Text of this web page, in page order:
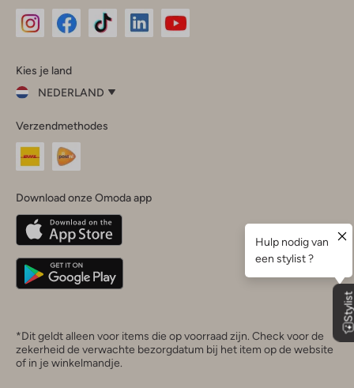
InstagramFacebook
Kies je land
NEDERLAND
je
land
Nederland
Belgique(Français)
Deutschland
Verzendmethodes
Download onze Omoda app
*Dit geldt alleen voor items die op voorraad zijn. Check voor de
zekerheid de verwachte bezorgdatum bij het item op de website
of in je winkelmandje.